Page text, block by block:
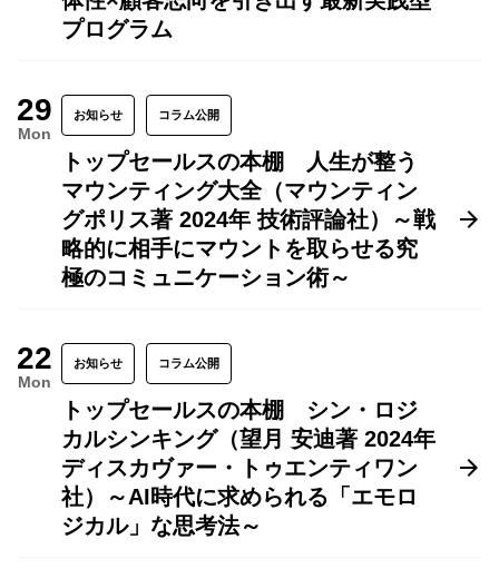
プログラム
29
Mon
お知らせ コラム公開
トップセールスの本棚 人生が整う
マウンティング大全（マウンティン
グポリス著 2024年 技術評論社）～戦
略的に相手にマウントを取らせる究
極のコミュニケーション術～
22
Mon
お知らせ コラム公開
トップセールスの本棚 シン・ロジ
カルシンキング（望月 安迪著 2024年
ディスカヴァー・トゥエンティワン
社）～AI時代に求められる「エモロ
ジカル」な思考法～